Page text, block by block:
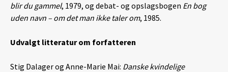
blir du gammel, 1979, og debat- og opslagsbogen En bog
uden navn – om det man ikke taler om, 1985.
Udvalgt litteratur om forfatteren
Stig Dalager og Anne-Marie Mai: Danske kvindelige